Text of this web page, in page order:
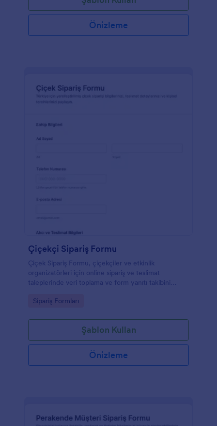
Önizleme
Çiçekçi Sipariş Formu
Çiçek Sipariş Formu, çiçekçiler ve etkinlik
organizatörleri için online sipariş ve teslimat
taleplerinde veri toplama ve form yanıtı takibini
Go to Category:
Sipariş Formları
Şablon Kullan
Önizleme